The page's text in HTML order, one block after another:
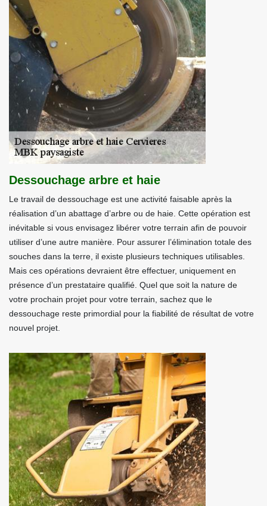
Dessouchage arbre et haie
Le travail de dessouchage est une activité faisable après la
réalisation d’un abattage d’arbre ou de haie. Cette opération est
inévitable si vous envisagez libérer votre terrain afin de pouvoir
utiliser d’une autre manière. Pour assurer l’élimination totale des
souches dans la terre, il existe plusieurs techniques utilisables.
Mais ces opérations devraient être effectuer, uniquement en
présence d’un prestataire qualifié. Quel que soit la nature de
votre prochain projet pour votre terrain, sachez que le
dessouchage reste primordial pour la fiabilité de résultat de votre
nouvel projet.